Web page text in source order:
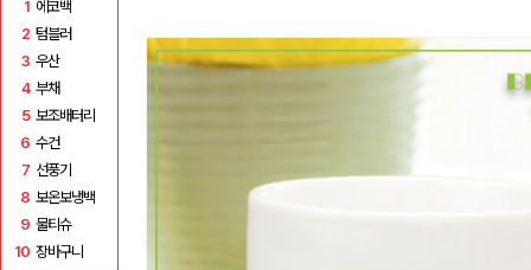
1 에코백
2 텀블러
3 우산
4 부채
5 보조배터리
6 수건
7 선풍기
8 보온보냉백
9 물티슈
10 장바구니